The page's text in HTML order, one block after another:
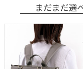
まだまだ選